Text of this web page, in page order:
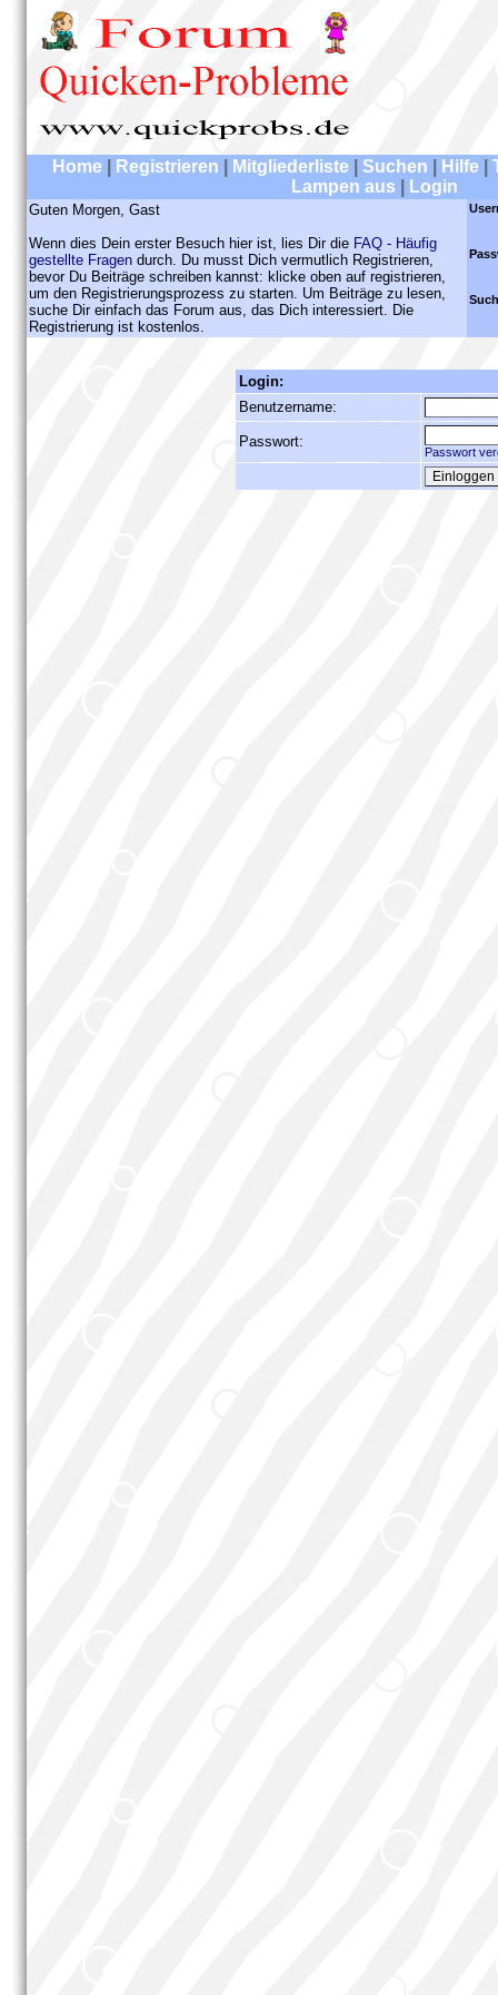
Home Registrieren Mitgliederliste Suchen Hilfe
Lampen aus
Login
Guten Morgen, Gast
Wenn dies Dein erster Besuch hier ist, lies Dir die FAQ - Häufig
gestellte Fragen durch. Du musst Dich vermutlich Registrieren,
bevor Du Beiträge schreiben kannst: klicke oben auf registrieren,
um den Registrierungsprozess zu starten. Um Beiträge zu lesen,
suche Dir einfach das Forum aus, das Dich interessiert. Die
Registrierung ist kostenlos.
Login:
Benutzername:
Passwort:
Passwort